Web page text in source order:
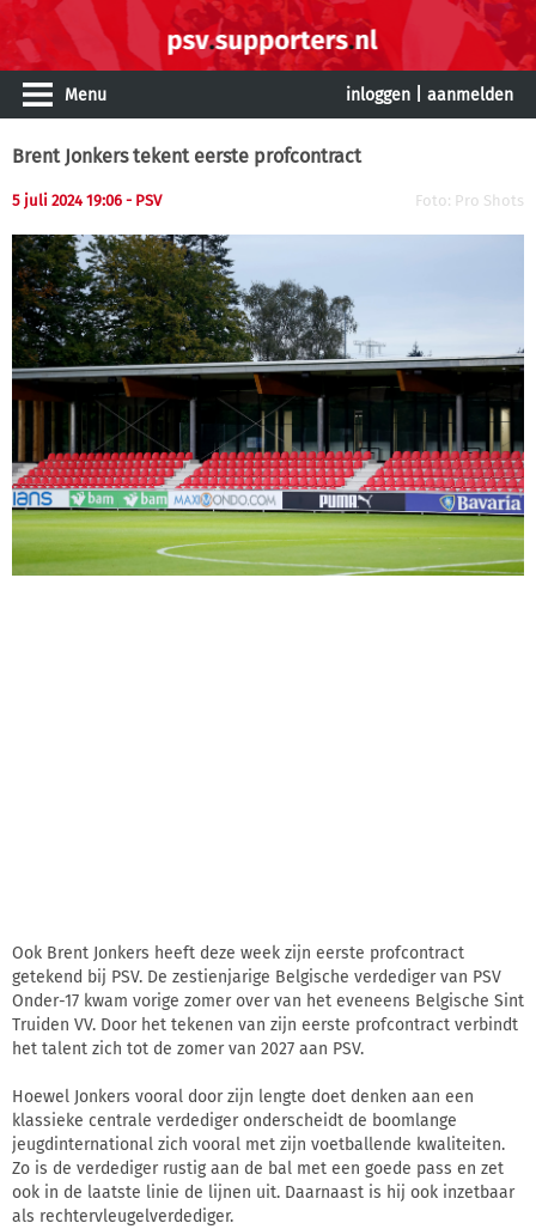
Menu inloggen aanmelden
Brent Jonkers tekent eerste profcontract
5 juli 2024 19:06 - PSV Foto: Pro Shots
Ook Brent Jonkers heeft deze week zijn eerste profcontract
getekend bij PSV. De zestienjarige Belgische verdediger van PSV
Onder-17 kwam vorige zomer over van het eveneens Belgische Sint
Truiden VV. Door het tekenen van zijn eerste profcontract verbindt
het talent zich tot de zomer van 2027 aan PSV.
Hoewel Jonkers vooral door zijn lengte doet denken aan een
klassieke centrale verdediger onderscheidt de boomlange
jeugdinternational zich vooral met zijn voetballende kwaliteiten.
Zo is de verdediger rustig aan de bal met een goede pass en zet
ook in de laatste linie de lijnen uit. Daarnaast is hij ook inzetbaar
als rechtervleugelverdediger.